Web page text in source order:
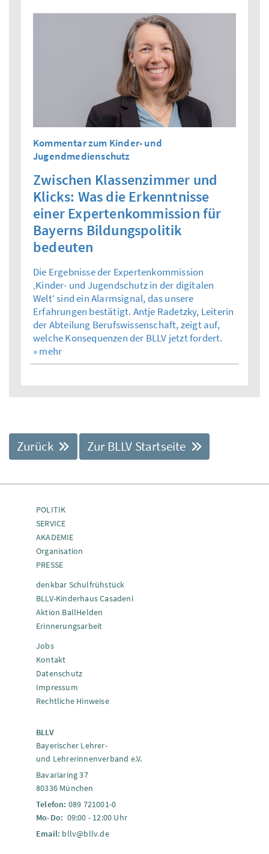
Kommentar zum Kinder- und
Jugendmedienschutz
Zwischen Klassenzimmer und
Klicks: Was die Erkenntnisse
einer Expertenkommission für
Bayerns Bildungspolitik
bedeuten
Die Ergebnisse der Expertenkommission
‚Kinder- und Jugendschutz in der digitalen
Welt‘ sind ein Alarmsignal, das unsere
Erfahrungen bestätigt. Antje Radetzky, Leiterin
der Abteilung Berufswissenschaft, zeigt auf,
welche Konsequenzen der BLLV jetzt fordert.
» mehr
Zurück Zur BLLV Startseite
POLITIK
SERVICE
AKADEMIE
Organisation
PRESSE
denkbar Schulfrühstück
BLLV-Kinderhaus Casadeni
Aktion BallHelden
Erinnerungsarbeit
Jobs
Kontakt
Datenschutz
Impressum
Rechtliche Hinweise
BLLV
Bayerischer Lehrer-
und Lehrerinnenverband e.V.
Bavariaring 37
80336 München
Telefon: 089 721001-0
Mo-Do: 09:00 - 12:00 Uhr
Email: bllv@bllv.de